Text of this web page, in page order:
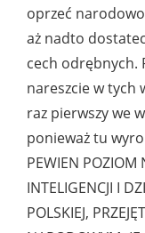
oprzeć
aż nadto
cech odrębnych.
nareszcie w tych
raz pierwszy we
ponieważ tu
PEWIEN POZIOM
INTELIGENCJI I
POLSKIEJ,